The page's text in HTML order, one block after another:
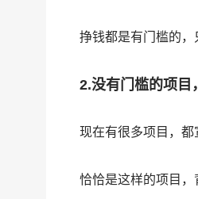
挣钱都是有门槛的，
2.没有门槛的项目
现在有很多项目，都
恰恰是这样的项目，